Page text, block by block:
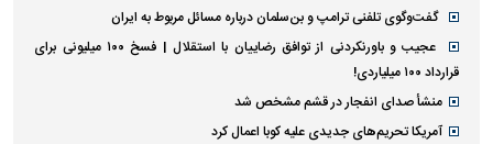
گفت‌وگوی تلفنی ترامپ و بن‌سلمان درباره مسائل مربوط به ایران
عجیب و باورنکردنی از توافق رضاییان با استقلال | فسخ ۱۰۰ میلیونی برای
قرارداد ۱۰۰ میلیاردی!
منشأ صدای انفجار در قشم مشخص شد
آمریکا تحریم‌های جدیدی علیه کوبا اعمال کرد